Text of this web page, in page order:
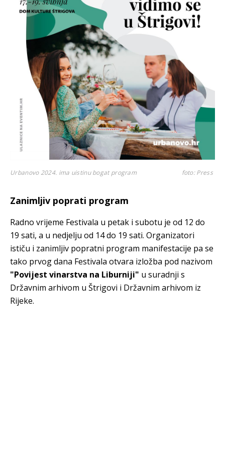
Urbanovo 2024. ima uistinu bogat program foto: Press
Zanimljiv poprati program
Radno vrijeme Festivala u petak i subotu je od 12 do
19 sati, a u nedjelju od 14 do 19 sati. Organizatori
ističu i zanimljiv popratni program manifestacije pa se
tako prvog dana Festivala otvara izložba pod nazivom
"Povijest vinarstva na Liburniji" u suradnji s
Državnim arhivom u Štrigovi i Državnim arhivom iz
Rijeke.